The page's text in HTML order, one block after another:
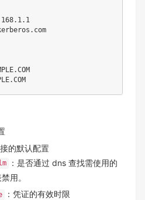
的默认配置
：是否通过 dns 查找需使用的
用。
：凭证的有效时限